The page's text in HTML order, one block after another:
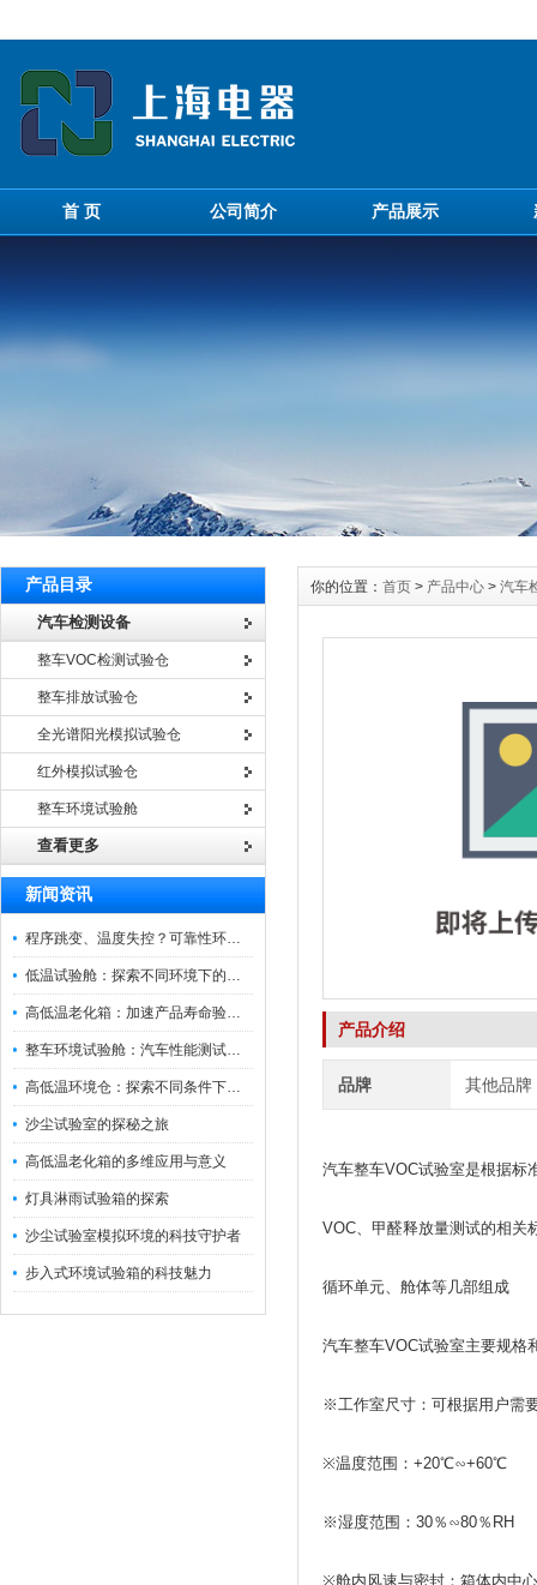
首 页 公司简介 产品展示
产品目录
汽车检测设备
整车VOC检测试验仓
整车排放试验仓
全光谱阳光模拟试验仓
红外模拟试验仓
整车环境试验舱
查看更多
新闻资讯
程序跳变、温度失控？可靠性环境试验箱控制系统故障处理
低温试验舱：探索不同环境下的科技边界
高低温老化箱：加速产品寿命验证的可靠伙伴
整车环境试验舱：汽车性能测试的设备
高低温环境仓：探索不同条件下的科学奥秘
沙尘试验室的探秘之旅
高低温老化箱的多维应用与意义
灯具淋雨试验箱的探索
沙尘试验室模拟环境的科技守护者
步入式环境试验箱的科技魅力
你的位置： 首页 > 产品中心 > 汽车
产品介绍
品牌 其他品牌
汽车整车VOC试验室是根据标
VOC、甲醛释放量测试的相关
循环单元、舱体等几部组成
汽车整车VOC试验室主要规格
※工作室尺寸：可根据用户需
※温度范围：+20℃∽+60℃
※湿度范围：30％∽80％RH
※舱内风速与密封：箱体内中